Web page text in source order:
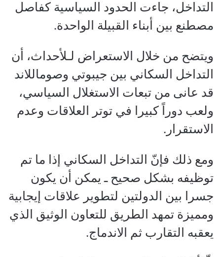
التداخل، جاءت الحدود السياسية كفاصل
مصطنع بين أبناء القبيلة الواحدة.
ويتضح من خلال الاستعراض لـلأحداث، أن
التداخل السكاني بين جيبوتي وصوماللاند
قد عانى من تبعات الاستغلال السياسي،
ولعب دوراً كبيرا في توتر العلاقات وعدم
الاستقرار.
ومع ذلك فإنّ التداخل السكاني إذا ما تم
توظيفه بشكل صحيح ـ يمكن أن يكون
جسرا بين الدولتين لتطوير علاقات إيجابية
ومميزة تمهد الطريق للتعاون الوثيق الذي
يعقبه التقارب ثم الاندماج.